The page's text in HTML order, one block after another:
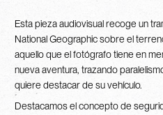
Esta pieza audiovisual recoge un
National Geographic sobre el
aquello que el fotógrafo tiene en
nueva aventura, trazando
quiere destacar de su vehículo.
Destacamos el concepto de